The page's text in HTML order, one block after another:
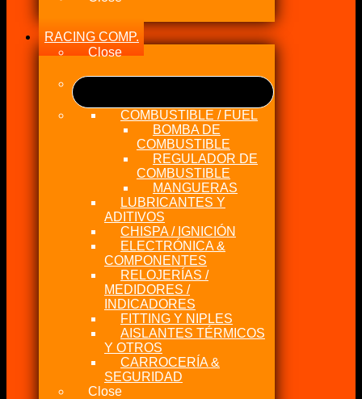
RACING COMP.
Close
COMBUSTIBLE / FUEL
BOMBA DE
COMBUSTIBLE
REGULADOR DE
COMBUSTIBLE
MANGUERAS
LUBRICANTES Y
ADITIVOS
CHISPA / IGNICIÓN
ELECTRÓNICA &
COMPONENTES
RELOJERÍAS /
MEDIDORES /
INDICADORES
FITTING Y NIPLES
AISLANTES TÉRMICOS
Y OTROS
CARROCERÍA &
SEGURIDAD
Close